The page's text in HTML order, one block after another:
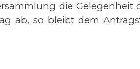
die
ab, so bleibt dem